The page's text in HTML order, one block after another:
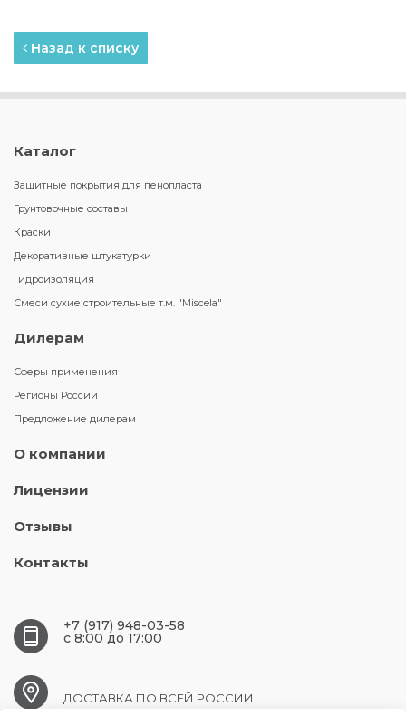
Назад к списку
Каталог
Защитные покрытия для пенопласта
Грунтовочные составы
Краски
Декоративные штукатурки
Гидроизоляция
Смеси сухие строительные т.м. "Miscela"
Дилерам
Сферы применения
Регионы России
Предложение дилерам
О компании
Лицензии
Отзывы
Контакты
+7 (917) 948-03-58
c 8:00 до 17:00
ДОСТАВКА ПО ВСЕЙ РОССИИ